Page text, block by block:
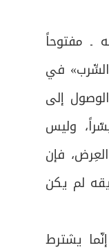
ـ مفتوحاً
السِّرب» في
إلى
وليس
فإن
لم يكن
يشترط